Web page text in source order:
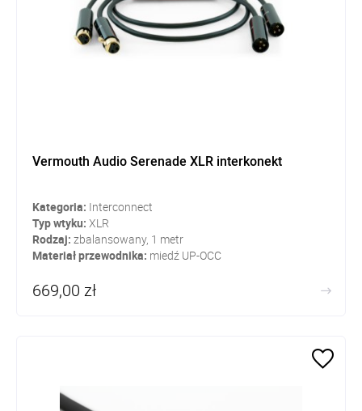
Vermouth Audio Serenade XLR interkonekt
Kategoria: Interconnect
Typ wtyku: XLR
Rodzaj: zbalansowany, 1 metr
Materiał przewodnika: miedź UP-OCC
669,00 zł